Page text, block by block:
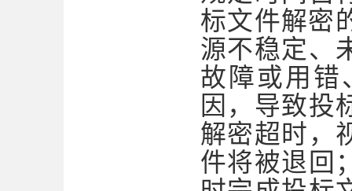
标文件解密
源不稳定、
故障或用错
因，导致投
解密超时，
件将被退回